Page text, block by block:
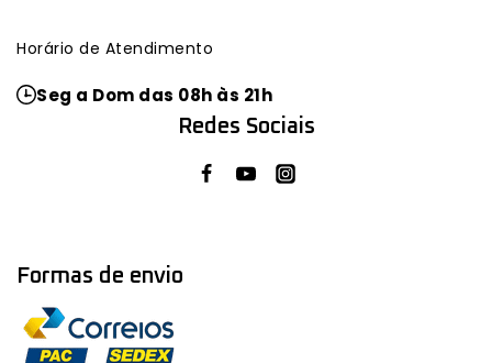
Horário de Atendimento
Seg a Dom das 08h às 21h
Redes Sociais
Formas de envio